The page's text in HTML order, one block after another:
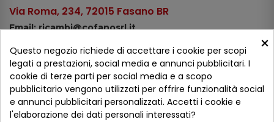
Via Roma, 234, 72015 Fasano BR
Email: ricambi@cofanosrl.it
Tel.: +39 080 44 13 478
WhatsApp: +39 334 98 51 100
Metodi di pagamento
×
Questo negozio richiede di accettare i cookie per scopi
legati a prestazioni, social media e annunci pubblicitari. I
cookie di terze parti per social media e a scopo
pubblicitario vengono utilizzati per offrire funzionalità social
e annunci pubblicitari personalizzati. Accetti i cookie e
l'elaborazione dei dati personali interessati?